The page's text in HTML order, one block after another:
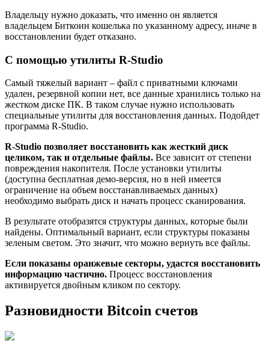
Владельцу нужно доказать, что именно он является
владельцем Биткоин кошелька по указанному адресу, иначе в
восстановлении будет отказано.
С помощью утилиты R-Studio
Самый тяжелый вариант – файл с приватными ключами
удален, резервной копии нет, все данные хранились только на
жестком диске ПК. В таком случае нужно использовать
специальные утилиты для восстановления данных. Подойдет
программа R-Studio.
R-Studio позволяет восстановить как жесткий диск
целиком, так и отдельные файлы. Все зависит от степени
повреждения накопителя. После установки утилиты
(доступна бесплатная демо-версия, но в ней имеется
ограничение на объем восстанавливаемых данных)
необходимо выбрать диск и начать процесс сканирования.
В результате отобразятся структуры данных, которые были
найдены. Оптимальный вариант, если структуры показаны
зеленым светом. Это значит, что можно вернуть все файлы.
Если показаны оранжевые секторы, удастся восстановить
информацию частично. Процесс восстановления
активируется двойным кликом по сектору.
Разновидности Bitcoin счетов